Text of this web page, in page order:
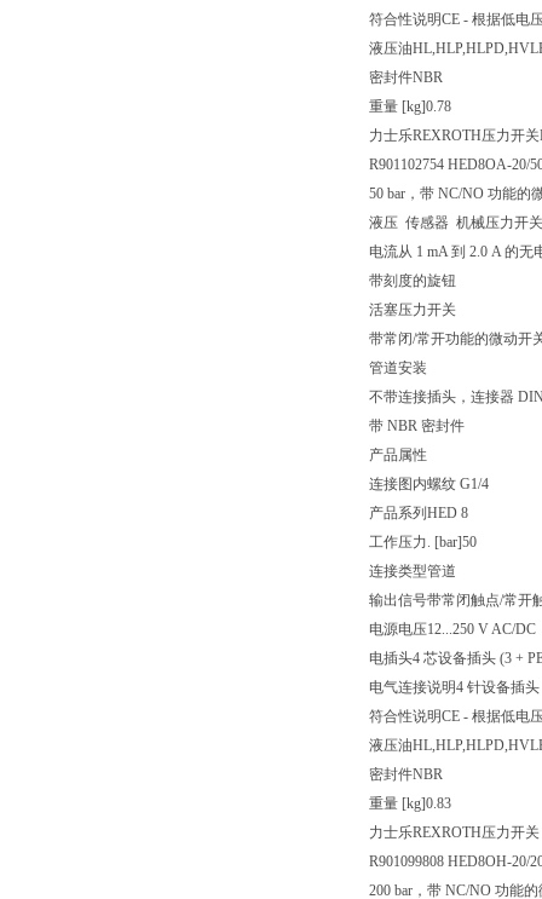
符合性说明CE - 根据低电
液压油
密封件NBR
重量 [kg]0.78
力士乐REXROTH压力开
R901102754 HED8OA-20/
50 bar，带 NC/NO 功能的
液压 传感器 机械压力开
电流从 1 mA 到 2.0 A 的
带刻度的旋钮
活塞压力开关
带常闭/常开功能的微动开
管道安装
不带连接插头，连接器
带 NBR 密封件
产品属性
连接图 内螺纹 G1/4
产品系列 HED 8
工作压力. [bar]50
连接类型管道
输出信号带常闭触点/常开
电源电压12...250 V AC/DC
电插头4 芯设备插头 (3 +
电气连接说明4 针设备插头
符合性说明CE - 根据低电
液压油
密封件NBR
重量 [kg]0.83
力士乐REXROTH压力开
R901099808 HED8OH-20/
200 bar，带 NC/NO 功能